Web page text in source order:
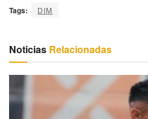
Tags: DIM
Noticias Relacionadas